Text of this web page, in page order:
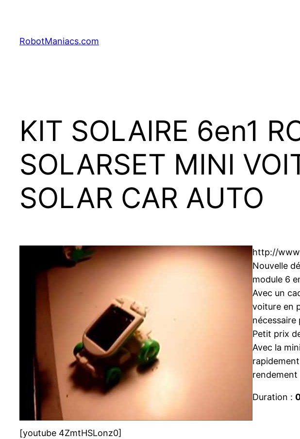
RobotManiacs.com
KIT SOLAIRE 6en1
SOLARSET MINI
SOLAR CAR AUTO
http://
Nouvelle
module 6
Avec un
voiture en
Petit prix
Avec la
rendement
Duration :
[youtube 4ZmtHSLonz0]